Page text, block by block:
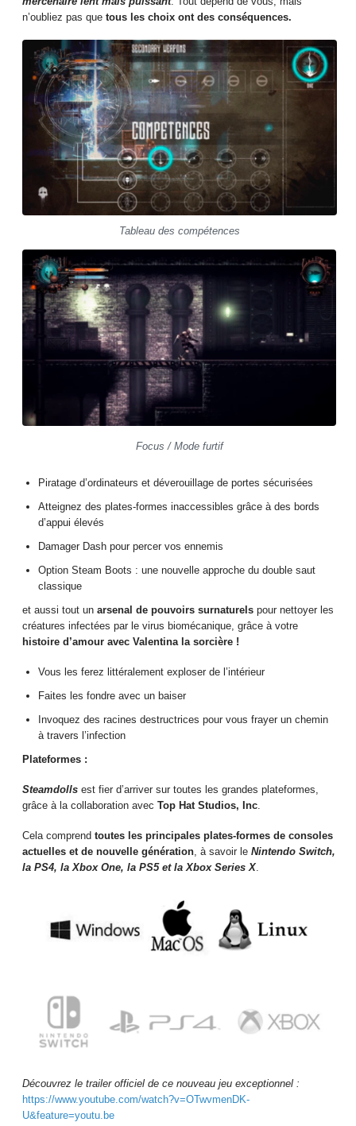
n’oubliez pas quetous les choix ont des conséquences.
Tableau des compétences
Focus / Mode furtif
Piratage d’ordinateurs et déverouillage de portes sécurisées
Atteignez des plates-formes inaccessibles grâce à des bords
d’appui élevés
Damager Dash pour percer vos ennemis
Option Steam Boots : une nouvelle approche du double saut
classique
et aussi tout unarsenal de pouvoirs surnaturels pour nettoyer les
créatures infectées par le virus biomécanique, grâce à votre
histoire d’amour avec Valentina la sorcière !
Vous les ferez littéralement exploser de l’intérieur
Faites les fondre avec un baiser
Invoquez des racines destructrices pour vous frayer un chemin
à travers l’infection
Plateformes :
Steamdolls est fier d’arriver sur toutes les grandes plateformes,
grâce à la collaboration avecTop Hat Studios, Inc
Cela comprendtoutes les principales plates-formes de consoles
actuelles et de nouvelle génération , à savoir leNintendo Switch,
la PS4, la Xbox One, la PS5 et la Xbox Series X
Découvrez le trailer officiel de ce nouveau jeu exceptionnel :
https://www.youtube.com/watch?v=OTwvmenDK-
U&feature=youtu.be